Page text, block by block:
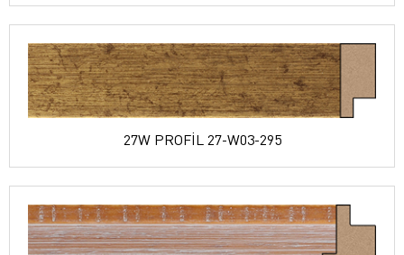
27W PROFİL 27-W03-295